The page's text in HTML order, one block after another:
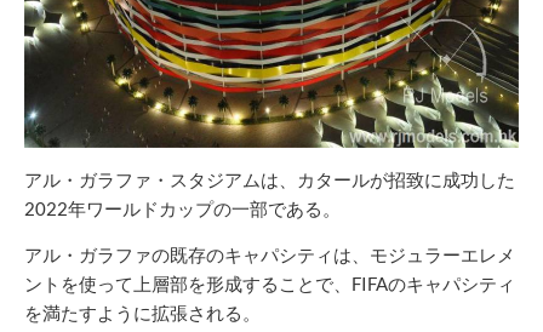
アル・ガラファ・スタジアムは、カタールが招致に成功した
2022年ワールドカップの一部である。
アル・ガラファの既存のキャパシティは、モジュラーエレメ
ントを使って上層部を形成することで、FIFAのキャパシティ
を満たすように拡張される。